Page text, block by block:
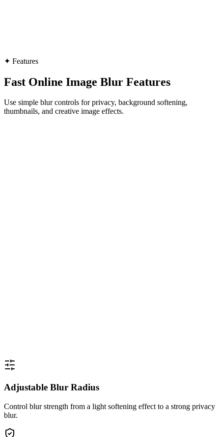
✦ Features
Fast Online Image Blur Features
Use simple blur controls for privacy, background softening,
thumbnails, and creative image effects.
Adjustable Blur Radius
Control blur strength from a light softening effect to a strong privacy
blur.